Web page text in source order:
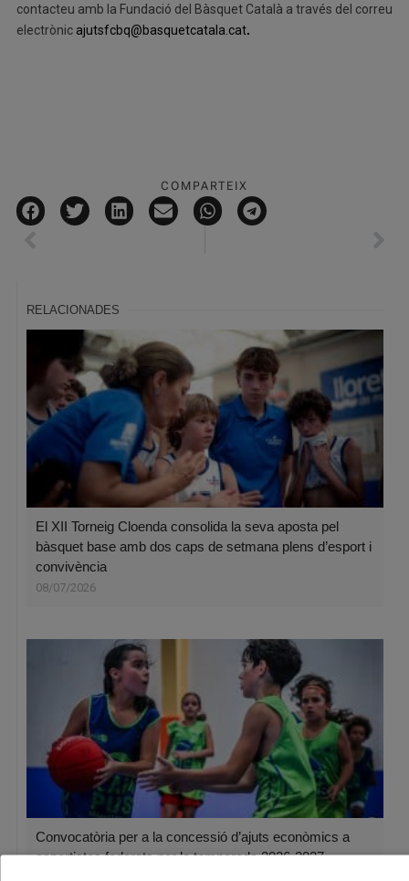
contacteu amb la Fundació del Bàsquet Català a través del correu
electrònic ajutsfcbq@basquetcatala.cat.
COMPARTEIX
RELACIONADES
El XII Torneig Cloenda consolida la seva aposta pel
bàsquet base amb dos caps de setmana plens d’esport i
convivència
08/07/2026
Convocatòria per a la concessió d’ajuts econòmics a
esportistes federats per la temporada 2026-2027